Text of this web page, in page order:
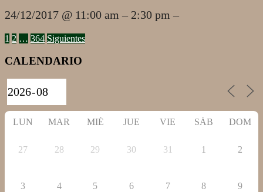
2017-
24
24/12/2017 @ 11:00 am – 2:30 pm –
PAGINACIÓN
DE
1 2 … 364 Siguientes
CALENDARIO
LUN MAR MIÉ JUE VIE SÁB DOM
27 28 29 30 31 1 2
3 4 5 6 7 8 9